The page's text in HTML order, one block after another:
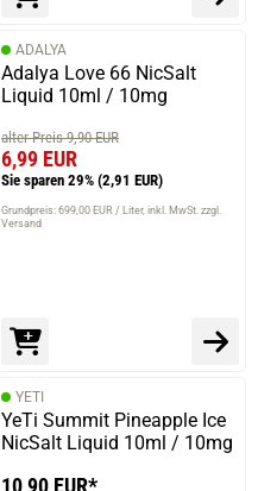
ADALYA
Adalya Love 66 NicSalt
Liquid 10ml / 10mg
alter Preis 9,90 EUR
6,99 EUR
Sie sparen 29% (2,91 EUR)
Grundpreis: 699,00 EUR / Liter inkl. MwSt. zzgl.
Versand
YETI
YeTi Summit Pineapple Ice
NicSalt Liquid 10ml / 10mg
10,90 EUR*